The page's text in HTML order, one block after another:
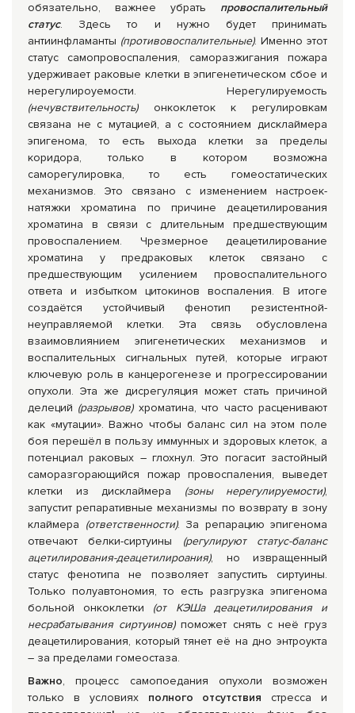
обязательно, важнее убрать провоспалительный
статус. Здесь то и нужно будет принимать
антиинфламанты (противовоспалительные). Именно этот
статус самопровоспаления, саморазжигания пожара
удерживает раковые клетки в эпигенетическом сбое и
нерегулироуемости. Нерегулируемость
(нечувствительность) онкоклеток к регулировкам
связана не с мутацией, а с состоянием дисклаймера
эпигенома, то есть выхода клетки за пределы
коридора, только в котором возможна
саморегулировка, то есть гомеостатических
механизмов. Это связано с изменением настроек-
натяжки хроматина по причине деацетилирования
хроматина в связи с длительным предшествующим
провоспалением. Чрезмерное деацетилирование
хроматина у предраковых клеток связано с
предшествующим усилением провоспалительного
ответа и избытком цитокинов воспаления. В итоге
создаётся устойчивый фенотип резистентной-
неуправляемой клетки. Эта связь обусловлена
взаимовлиянием эпигенетических механизмов и
воспалительных сигнальных путей, которые играют
ключевую роль в канцерогенезе и прогрессировании
опухоли. Эта же дисрегуляция может стать причиной
делеций (разрывов)хроматина, что часто расценивают
как «мутации». Важно чтобы баланс сил на этом поле
боя перешёл в пользу иммунных и здоровых клеток, а
потенциал раковых – глохнул. Это погасит застойный
саморазгорающийся пожар провоспаления, выведет
клетки из дисклаймера (зоны нерегулируемости),
запустит репаративные механизмы по возврату в зону
клаймера (ответственности). За репарацию эпигенома
отвечают белки-сиртуины (регулируют статус-баланс
ацетилирования-деацетилироания), но извращенный
статус фенотипа не позволяет запустить сиртуины.
Только полуавтономия, то есть разгрузка эпигенома
больной онкоклетки (от КЭШа деацетилирования и
несрабатывания сиртуинов)поможет снять с неё груз
деацетилирования, который тянет её на дно энтроукта
– за пределами гомеостаза.
Важно, процесс самопоедания опухоли возможен
только в условиях полного отсутствия стресса и